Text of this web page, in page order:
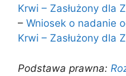
Krwi – Zasłużony dla
– Wniosek o nadanie
Krwi – Zasłużony dla
Podstawa prawna: